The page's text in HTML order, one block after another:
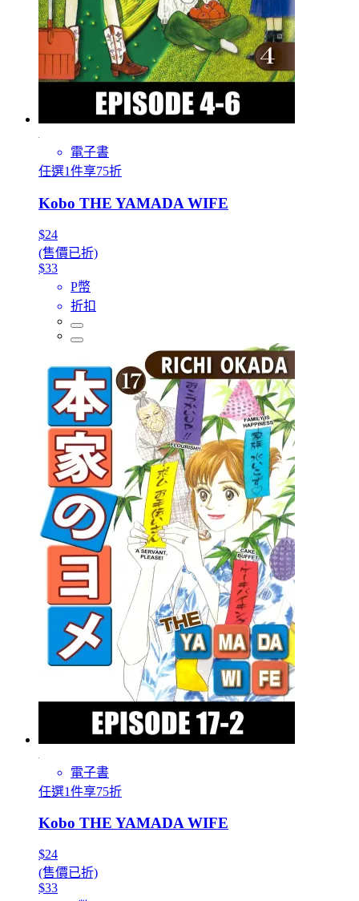
電子書
任選1件享75折
Kobo THE YAMADA WIFE
$24
(售價已折)
$33
P幣
折扣
電子書
任選1件享75折
Kobo THE YAMADA WIFE
$24
(售價已折)
$33